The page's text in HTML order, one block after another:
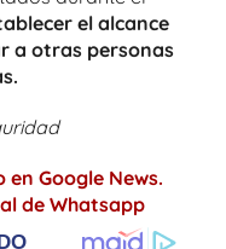
el alcance
a otras personas
Google News.
de Whatsapp